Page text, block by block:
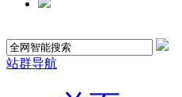
站群导航